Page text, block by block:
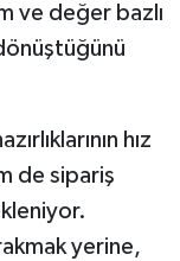
ve değer bazlı
hız
de sipariş
yerine,